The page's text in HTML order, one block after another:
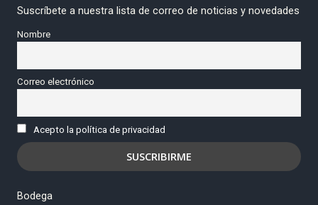
Suscríbete a nuestra lista de correo de noticias y novedades
Nombre
Correo electrónico
Acepto la política de privacidad
Bodega